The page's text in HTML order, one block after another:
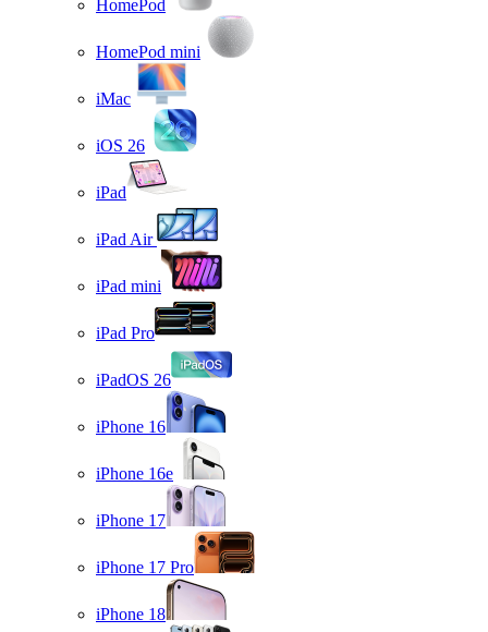
HomePod
HomePod mini
iMac
iOS 26
iPad
iPad Air
iPad mini
iPad Pro
iPadOS 26
iPhone 16
iPhone 16e
iPhone 17
iPhone 17 Pro
iPhone 18